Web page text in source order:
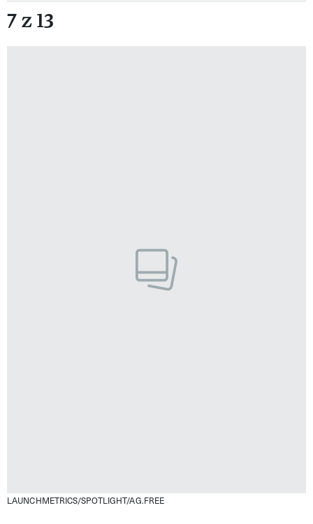
7 z 13
LAUNCHMETRICS/SPOTLIGHT/AG.FREE